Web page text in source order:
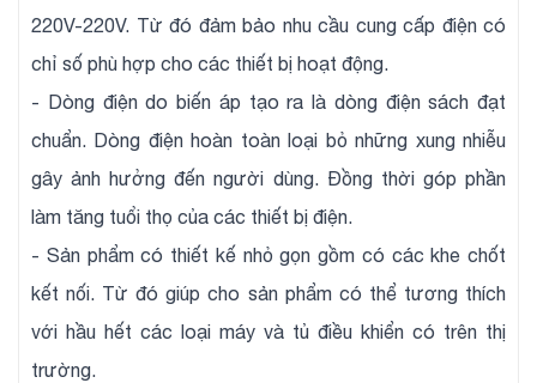
220V-220V. Từ đó đảm bảo nhu cầu cung cấp điện có
chỉ số phù hợp cho các thiết bị hoạt động.
- Dòng điện do biến áp tạo ra là dòng điện sách đạt
chuẩn. Dòng điện hoàn toàn loại bỏ những xung nhiễu
gây ảnh hưởng đến người dùng. Đồng thời góp phần
làm tăng tuổi thọ của các thiết bị điện.
- Sản phẩm có thiết kế nhỏ gọn gồm có các khe chốt
kết nối. Từ đó giúp cho sản phẩm có thể tương thích
với hầu hết các loại máy và tủ điều khiển có trên thị
trường.